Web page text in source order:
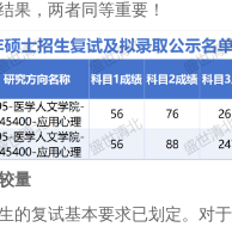
果，两者同等重要！
量
的复试基本要求已划定。对